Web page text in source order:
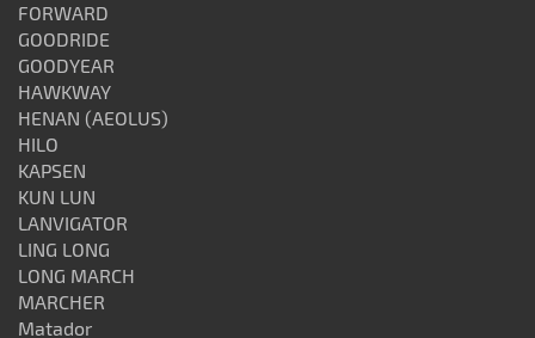
FORWARD
GOODRIDE
GOODYEAR
HAWKWAY
HENAN (AEOLUS)
HILO
KAPSEN
KUN LUN
LANVIGATOR
LING LONG
LONG MARCH
MARCHER
Matador